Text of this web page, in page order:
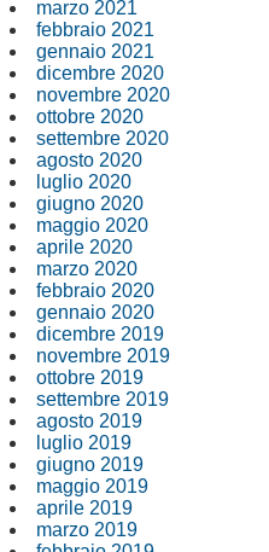
marzo 2021
febbraio 2021
gennaio 2021
dicembre 2020
novembre 2020
ottobre 2020
settembre 2020
agosto 2020
luglio 2020
giugno 2020
maggio 2020
aprile 2020
marzo 2020
febbraio 2020
gennaio 2020
dicembre 2019
novembre 2019
ottobre 2019
settembre 2019
agosto 2019
luglio 2019
giugno 2019
maggio 2019
aprile 2019
marzo 2019